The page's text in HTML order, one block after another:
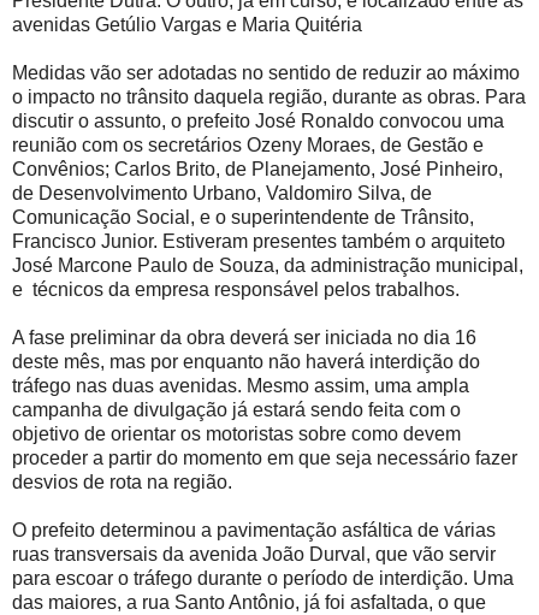
avenidas Getúlio Vargas e Maria Quitéria
Medidas vão ser adotadas no sentido de reduzir ao máximo
o impacto no trânsito daquela região, durante as obras. Para
discutir o assunto, o prefeito José Ronaldo convocou uma
reunião com os secretários Ozeny Moraes, de Gestão e
Convênios; Carlos Brito, de Planejamento, José Pinheiro,
de Desenvolvimento Urbano, Valdomiro Silva, de
Comunicação Social, e o superintendente de Trânsito,
Francisco Junior. Estiveram presentes também o arquiteto
José Marcone Paulo de Souza, da administração municipal,
e técnicos da empresa responsável pelos trabalhos.
A fase preliminar da obra deverá ser iniciada no dia 16
deste mês, mas por enquanto não haverá interdição do
tráfego nas duas avenidas. Mesmo assim, uma ampla
campanha de divulgação já estará sendo feita com o
objetivo de orientar os motoristas sobre como devem
proceder a partir do momento em que seja necessário fazer
desvios de rota na região.
O prefeito determinou a pavimentação asfáltica de várias
ruas transversais da avenida João Durval, que vão servir
para escoar o tráfego durante o período de interdição. Uma
das maiores, a rua Santo Antônio, já foi asfaltada, o que